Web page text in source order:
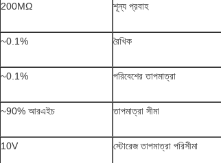
200MΩ শূন্য প্রবাহ
~0.1% রৈখিক
~0.1% পরিবেশের তাপমাত্রা
~90% আরএইচ তাপমাত্রা সীমা
10V স্টোরেজ তাপমাত্রা পরিসীমা